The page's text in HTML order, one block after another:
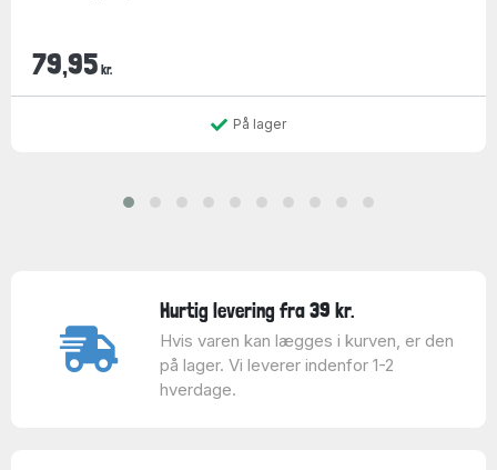
79,95 kr.
På lager
Hurtig levering fra 39 kr.
Hvis varen kan lægges i kurven, er den
på lager. Vi leverer indenfor 1-2
hverdage.